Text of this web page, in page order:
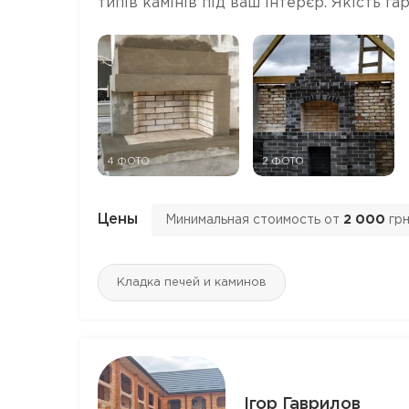
типів камінів під ваш інтерєр. Якість
4 ФОТО 2 ФОТО
Цены Минимальная стоимость от 2 000 грн
Кладка печей и каминов
Ігор Гаврилов